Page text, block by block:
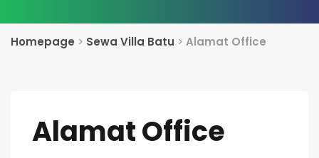
Homepage > Sewa Villa Batu > Alamat Office
Alamat Office